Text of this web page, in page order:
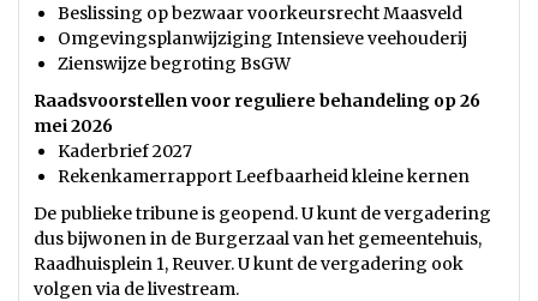
Beslissing op bezwaar voorkeursrecht Maasveld
Omgevingsplanwijziging Intensieve veehouderij
Zienswijze begroting BsGW
Raadsvoorstellen voor reguliere behandeling op 26
mei 2026
Kaderbrief 2027
Rekenkamerrapport Leefbaarheid kleine kernen
De publieke tribune is geopend. U kunt de vergadering
dus bijwonen in de Burgerzaal van het gemeentehuis,
Raadhuisplein 1, Reuver. U kunt de vergadering ook
volgen via de livestream.